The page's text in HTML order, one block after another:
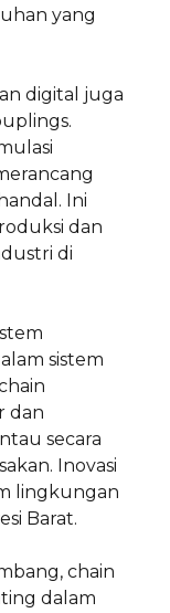
yang
digital juga
Ini
dan
di
sistem
dan
secara
Inovasi
lingkungan
Barat.
chain
dalam